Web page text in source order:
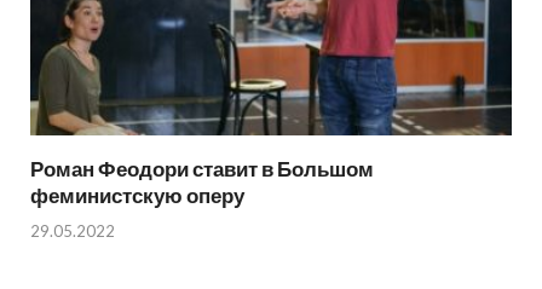
Роман Феодори ставит в Большом
феминистскую оперу
29.05.2022